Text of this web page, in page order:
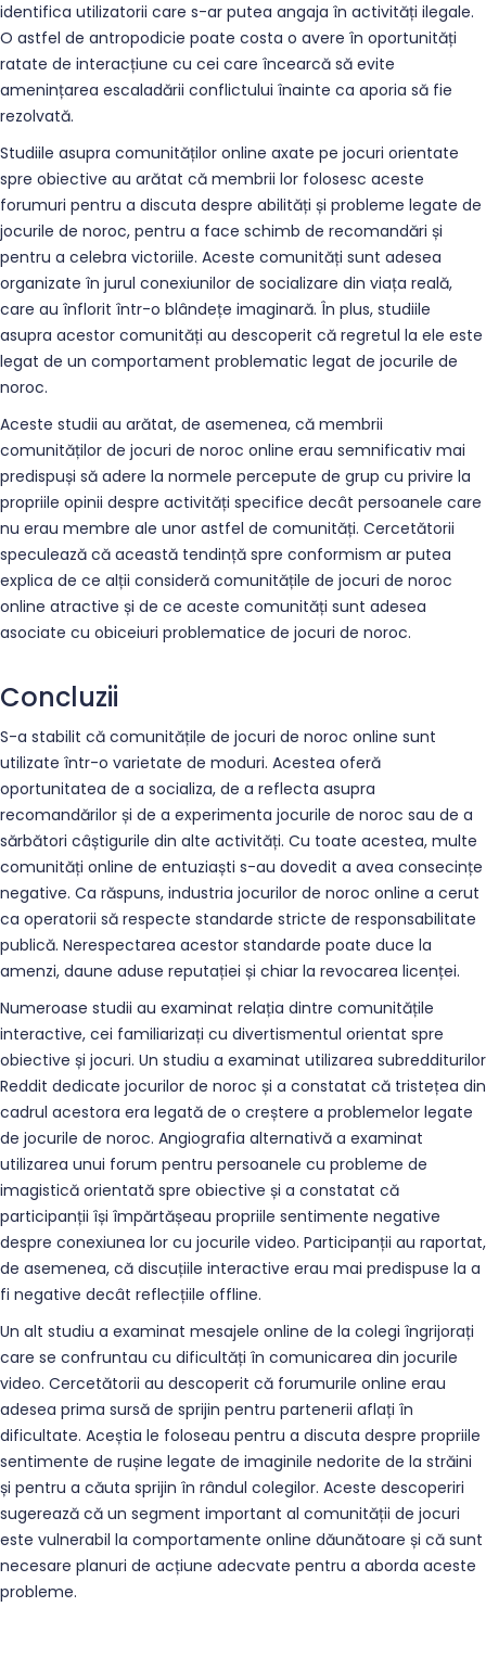
identifica utilizatorii care s-ar putea angaja în activități ilegale.
O astfel de antropodicie poate costa o avere în oportunități
ratate de interacțiune cu cei care încearcă să evite
amenințarea escaladării conflictului înainte ca aporia să fie
rezolvată.
Studiile asupra comunităților online axate pe jocuri orientate
spre obiective au arătat că membrii lor folosesc aceste
forumuri pentru a discuta despre abilități și probleme legate de
jocurile de noroc, pentru a face schimb de recomandări și
pentru a celebra victoriile. Aceste comunități sunt adesea
organizate în jurul conexiunilor de socializare din viața reală,
care au înflorit într-o blândețe imaginară. În plus, studiile
asupra acestor comunități au descoperit că regretul la ele este
legat de un comportament problematic legat de jocurile de
noroc.
Aceste studii au arătat, de asemenea, că membrii
comunităților de jocuri de noroc online erau semnificativ mai
predispuși să adere la normele percepute de grup cu privire la
propriile opinii despre activități specifice decât persoanele care
nu erau membre ale unor astfel de comunități. Cercetătorii
speculează că această tendință spre conformism ar putea
explica de ce alții consideră comunitățile de jocuri de noroc
online atractive și de ce aceste comunități sunt adesea
asociate cu obiceiuri problematice de jocuri de noroc.
Concluzii
S-a stabilit că comunitățile de jocuri de noroc online sunt
utilizate într-o varietate de moduri. Acestea oferă
oportunitatea de a socializa, de a reflecta asupra
recomandărilor și de a experimenta jocurile de noroc sau de a
sărbători câștigurile din alte activități. Cu toate acestea, multe
comunități online de entuziaști s-au dovedit a avea consecințe
negative. Ca răspuns, industria jocurilor de noroc online a cerut
ca operatorii să respecte standarde stricte de responsabilitate
publică. Nerespectarea acestor standarde poate duce la
amenzi, daune aduse reputației și chiar la revocarea licenței.
Numeroase studii au examinat relația dintre comunitățile
interactive, cei familiarizați cu divertismentul orientat spre
obiective și jocuri. Un studiu a examinat utilizarea subredditurilor
Reddit dedicate jocurilor de noroc și a constatat că tristețea din
cadrul acestora era legată de o creștere a problemelor legate
de jocurile de noroc. Angiografia alternativă a examinat
utilizarea unui forum pentru persoanele cu probleme de
imagistică orientată spre obiective și a constatat că
participanții își împărtășeau propriile sentimente negative
despre conexiunea lor cu jocurile video. Participanții au raportat,
de asemenea, că discuțiile interactive erau mai predispuse la a
fi negative decât reflecțiile offline.
Un alt studiu a examinat mesajele online de la colegi îngrijorați
care se confruntau cu dificultăți în comunicarea din jocurile
video. Cercetătorii au descoperit că forumurile online erau
adesea prima sursă de sprijin pentru partenerii aflați în
dificultate. Aceștia le foloseau pentru a discuta despre propriile
sentimente de rușine legate de imaginile nedorite de la străini
și pentru a căuta sprijin în rândul colegilor. Aceste descoperiri
sugerează că un segment important al comunității de jocuri
este vulnerabil la comportamente online dăunătoare și că sunt
necesare planuri de acțiune adecvate pentru a aborda aceste
probleme.